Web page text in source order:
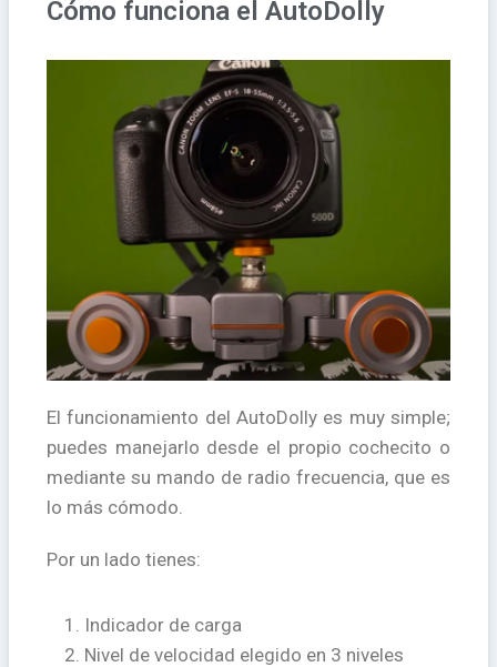
Cómo funciona el AutoDolly
El funcionamiento del AutoDolly es muy simple;
puedes manejarlo desde el propio cochecito o
mediante su mando de radio frecuencia, que es
lo más cómodo.
Por un lado tienes:
Indicador de carga
Nivel de velocidad elegido en 3 niveles